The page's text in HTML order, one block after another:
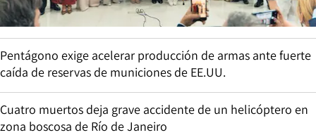
Pentágono exige acelerar producción de armas ante fuerte
caída de reservas de municiones de EE.UU.
Cuatro muertos deja grave accidente de un helicóptero en
zona boscosa de Río de Janeiro